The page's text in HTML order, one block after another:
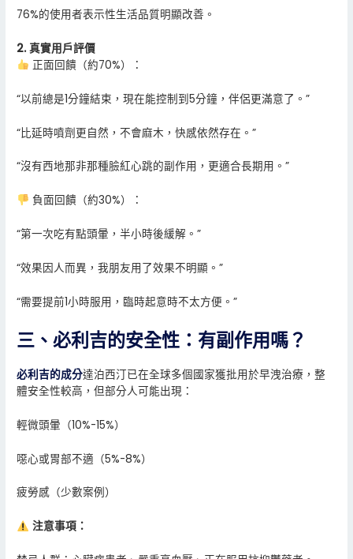
76%的使用者表示性生活品質明顯改善。
2. 真實用戶評價
正面回饋（約70%）：
“以前總是1分鐘結束，現在能控制到5分鐘，伴侶更滿意了。”
“比延時噴劑更自然，不會麻木，快感依然存在。”
“沒有西地那非那種臉紅心跳的副作用，更適合長期用。”
負面回饋（約30%）：
“第一次吃有點頭暈，半小時後緩解。”
“效果因人而異，我朋友用了效果不明顯。”
“需要提前1小時服用，臨時起意時不太方便。”
三、必利吉的安全性：有副作用嗎？
必利吉的成分達泊西汀已在全球多個國家獲批用於早洩治療，整
體安全性較高，但部分人可能出現：
輕微頭暈（10%-15%）
噁心或胃部不適（5%-8%）
疲勞感（少數案例）
注意事項：